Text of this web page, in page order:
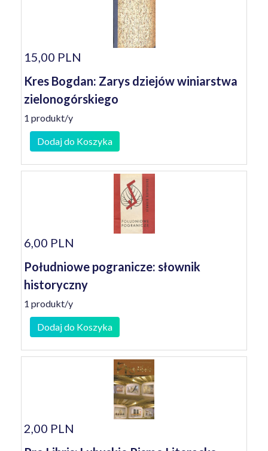
15,00 PLN
Kres Bogdan: Zarys dziejów winiarstwa
zielonogórskiego
1 produkt/y
Dodaj do Koszyka
6,00 PLN
Południowe pogranicze: słownik
historyczny
1 produkt/y
Dodaj do Koszyka
2,00 PLN